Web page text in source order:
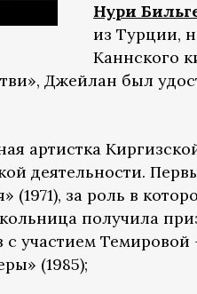
Нури
из Турции,
Каннского
Джейлан был
артистка
деятельности.
(1971), за роль в
получила
участием Темировой
(1985);